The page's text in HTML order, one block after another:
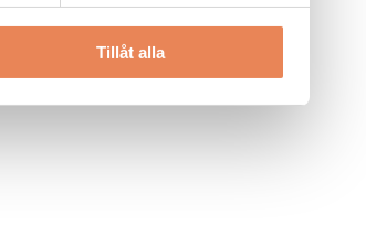
Tillåt alla